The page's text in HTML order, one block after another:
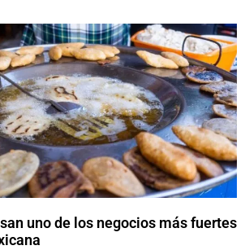
uno de los negocios más fuertes